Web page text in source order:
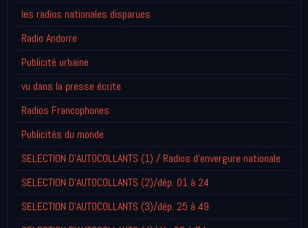
les radios nationales disparues
Radio Andorre
Publicité urbaine
vu dans la presse écrite
Radios Francophones
Publicités du monde
SELECTION D'AUTOCOLLANTS (1) / Radios d'envergure nationale
SELECTION D'AUTOCOLLANTS (2)/dép. 01 à 24
SELECTION D'AUTOCOLLANTS (3)/dép. 25 à 49